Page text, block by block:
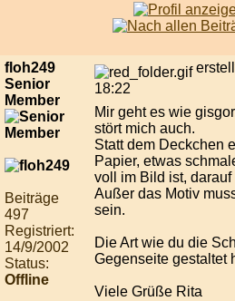
floh249
Senior
Member
Beiträge
497
Registriert:
14/9/2002
Status:
Offline
18:22
Mir geht es wie
stört mich auch.
Statt dem Deckchen
Papier, etwas
voll im Bild ist,
Außer das Motiv
sein.
Die Art wie du die
Gegenseite gestaltet
Viele Grüße Rita